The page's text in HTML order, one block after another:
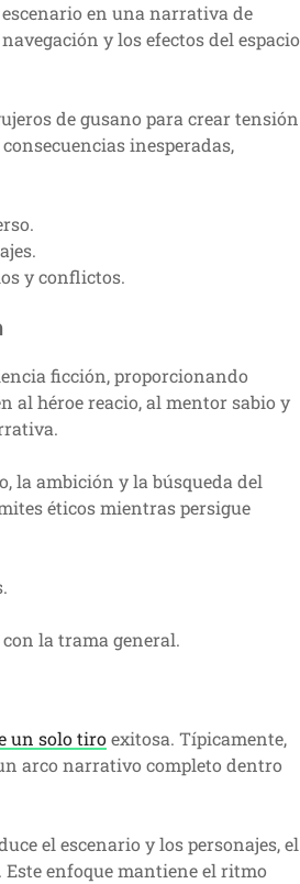
escenario en una narrativa de
y los efectos del espacio
de gusano para crear tensión
inesperadas,
y conflictos.
ficción, proporcionando
al héroe reacio, al mentor sabio y
la ambición y la búsqueda del
éticos mientras persigue
la trama general.
un solo tiroexitosa. Típicamente,
arco narrativo completo dentro
el escenario y los personajes, el
enfoque mantiene el ritmo